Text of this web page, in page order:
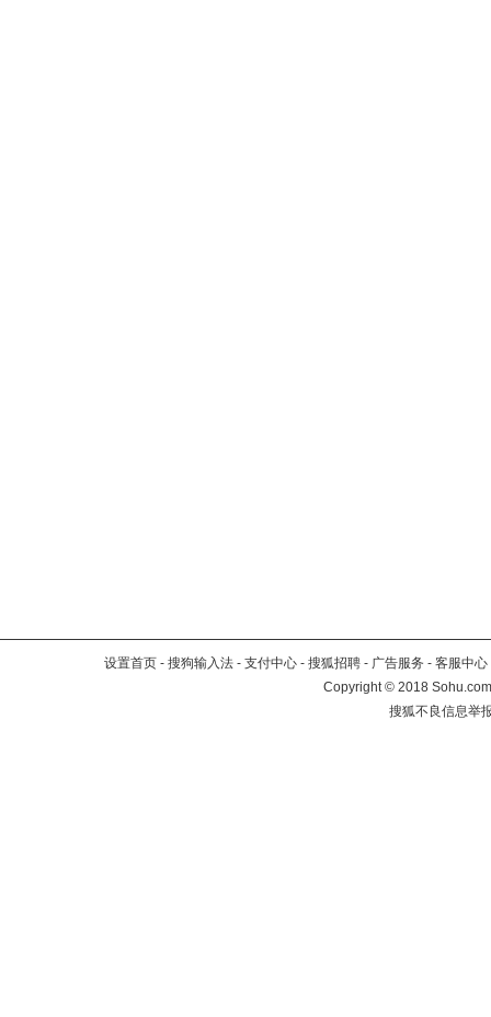
设置首页 - 搜狗输入法 - 支付中心 - 搜狐招聘 - 广告服务 - 客服中心
Copyright©2018
搜狐不良信息举